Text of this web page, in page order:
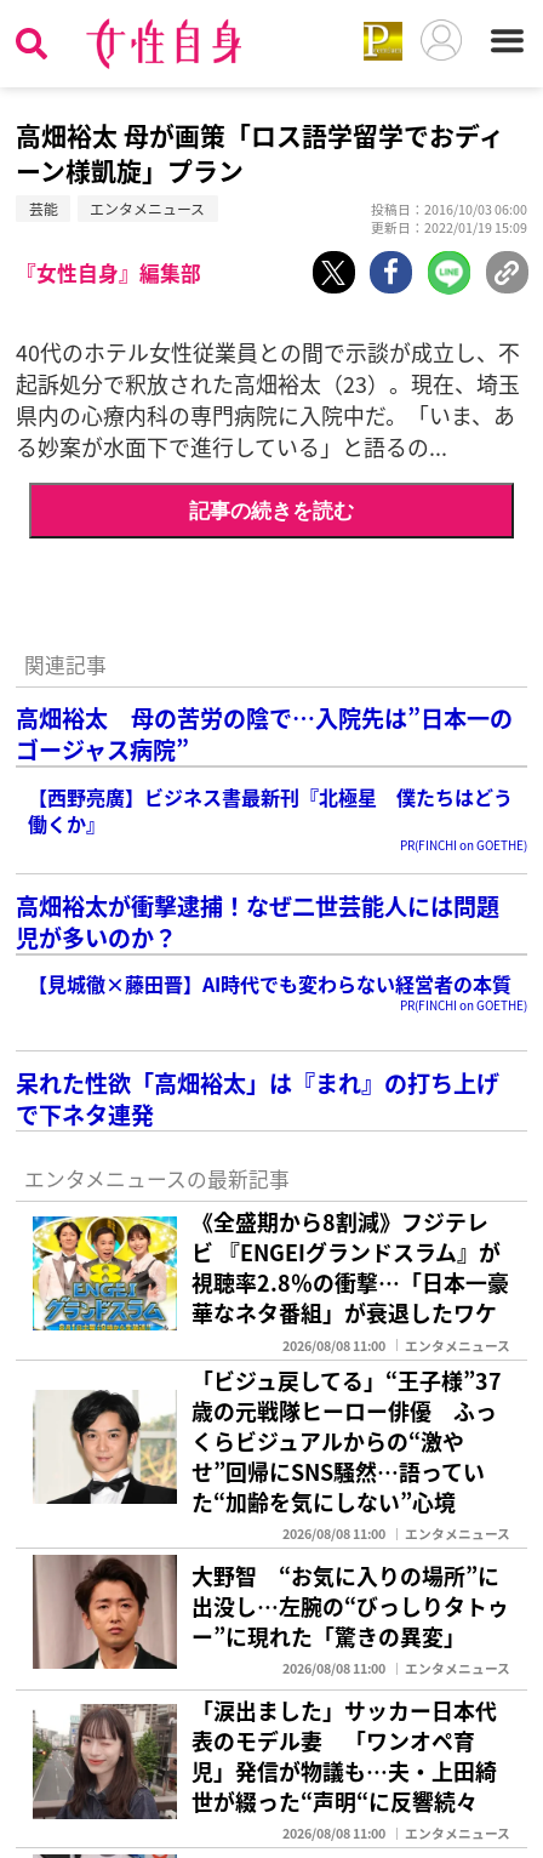
高畑裕太 母が画策「ロス語学留学でおディ
ーン様凱旋」プラン
芸能 エンタメニュース
投稿日：2016/10/03 06:00
更新日：2022/01/19 15:09
『女性自身』編集部
40代のホテル女性従業員との間で示談が成立し、不
起訴処分で釈放された高畑裕太（23）。現在、埼玉
県内の心療内科の専門病院に入院中だ。「いま、あ
る妙案が水面下で進行している」と語るの...
記事の続きを読む
関連記事
高畑裕太 母の苦労の陰で…入院先は”日本一の
ゴージャス病院”
【西野亮廣】ビジネス書最新刊『北極星 僕たちはどう
働くか』
PR(FINCHI on GOETHE)
高畑裕太が衝撃逮捕！なぜ二世芸能人には問題
児が多いのか？
【見城徹×藤田晋】AI時代でも変わらない経営者の本質
PR(FINCHI on GOETHE)
呆れた性欲「高畑裕太」は『まれ』の打ち上げ
で下ネタ連発
エンタメニュースの最新記事
《全盛期から8割減》フジテレ
ビ 『ENGEIグランドスラム』が
視聴率2.8％の衝撃…「日本一豪
華なネタ番組」が衰退したワケ
2026/08/08 11:00 エンタメニュース
「ビジュ戻してる」“王子様”37
歳の元戦隊ヒーロー俳優 ふっ
くらビジュアルからの“激や
せ”回帰にSNS騒然…語ってい
た“加齢を気にしない”心境
2026/08/08 11:00 エンタメニュース
大野智 “お気に入りの場所”に
出没し…左腕の“びっしりタトゥ
ー”に現れた「驚きの異変」
2026/08/08 11:00 エンタメニュース
「涙出ました」サッカー日本代
表のモデル妻 「ワンオペ育
児」発信が物議も…夫・上田綺
世が綴った“声明“に反響続々
2026/08/08 11:00 エンタメニュース